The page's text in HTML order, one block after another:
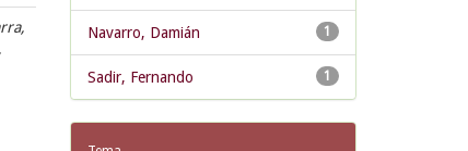
1
Navarro, Damián
1
Sadir, Fernando